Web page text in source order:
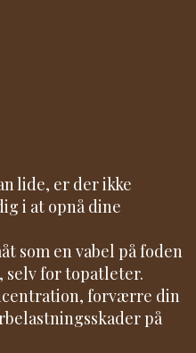
lide, er der ikke
i at opnå dine
som en vabel på foden
selv for topatleter.
forværre din
på